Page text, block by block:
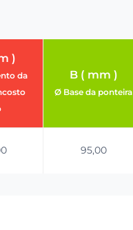
)
da
B ( mm )
Ø Base da ponteira
95,00